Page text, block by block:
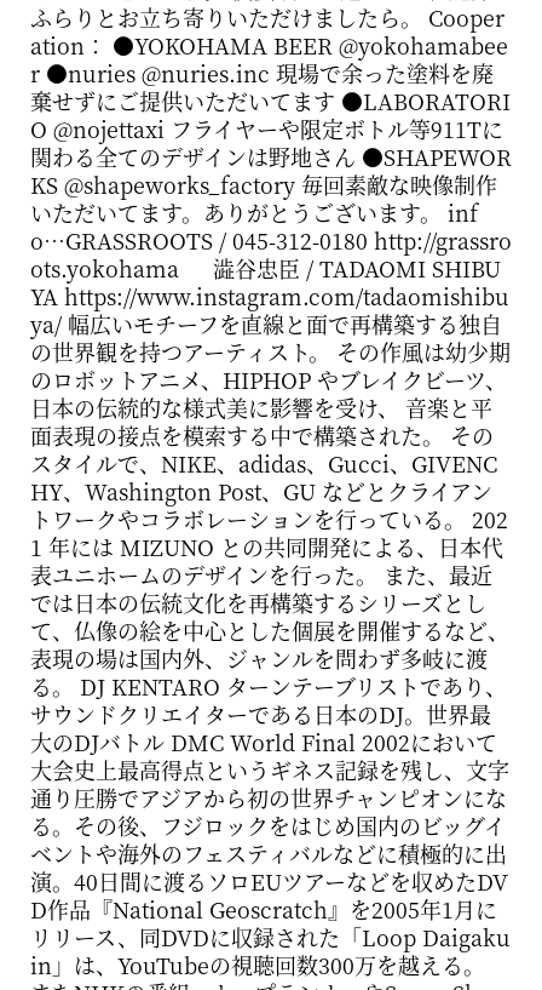
ふらりとお立ち寄りいただけましたら。 Cooper
ation： ●YOKOHAMA BEER @yokohamabee
r ●nuries @nuries.inc 現場で余った塗料を廃
棄せずにご提供いただいてます ●LABORATORI
O @nojettaxi フライヤーや限定ボトル等911Tに
関わる全てのデザインは野地さん ●SHAPEWOR
KS @shapeworks_factory 毎回素敵な映像制作
いただいてます。ありがとうございます。 inf
o…GRASSROOTS / 045-312-0180 http://grassro
ots.yokohama
澁谷忠臣 / TADAOMI SHIBU
YA https://www.instagram.com/tadaomishibu
ya/ 幅広いモチーフを直線と面で再構築する独自
の世界観を持つアーティスト。 その作風は幼少期
のロボットアニメ、HIPHOP やブレイクビーツ、
日本の伝統的な様式美に影響を受け、 音楽と平
面表現の接点を模索する中で構築された。 その
スタイルで、NIKE、adidas、Gucci、GIVENC
HY、Washington Post、GU などとクライアン
トワークやコラボレーションを行っている。 202
1 年には MIZUNO との共同開発による、日本代
表ユニホームのデザインを行った。 また、最近
では日本の伝統文化を再構築するシリーズとし
て、仏像の絵を中心とした個展を開催するなど、
表現の場は国内外、ジャンルを問わず多岐に渡
る。 DJ KENTARO ターンテーブリストであり、
サウンドクリエイターである日本のDJ。世界最
大のDJバトル DMC World Final 2002において
大会史上最高得点というギネス記録を残し、文字
通り圧勝でアジアから初の世界チャンピオンにな
る。その後、フジロックをはじめ国内のビッグイ
ベントや海外のフェスティバルなどに積極的に出
演。40日間に渡るソロEUツアーなどを収めたDV
D作品『National Geoscratch』を2005年1月に
リリース、同DVDに収録された「Loop Daigaku
in」は、YouTubeの視聴回数300万を越える。